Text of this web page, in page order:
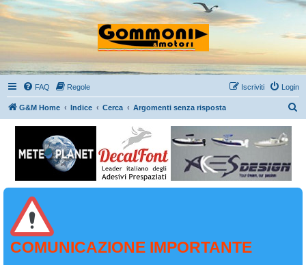
FAQ Regole Login
Iscriviti
G&M Home Indice Cerca Argomenti senza risposta
COMUNICAZIONE IMPORTANTE